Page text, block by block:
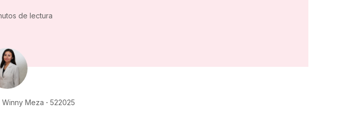
de lectura
Winny Meza 522025